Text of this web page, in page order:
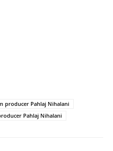
producer Pahlaj Nihalani
Pahlaj Nihalani